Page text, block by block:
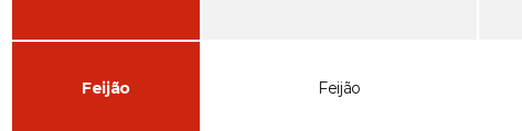
Feijão Feijão